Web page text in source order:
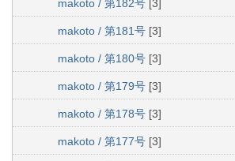
makoto / 第182号 [3]
makoto / 第181号 [3]
makoto / 第180号 [3]
makoto / 第179号 [3]
makoto / 第178号 [3]
makoto / 第177号 [3]